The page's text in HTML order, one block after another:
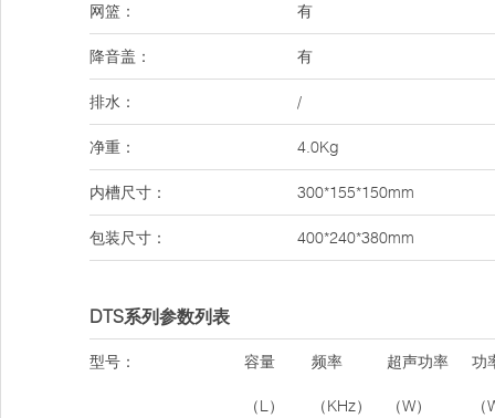
网篮： 有
降音盖： 有
排水： /
净重： 4.0Kg
内槽尺寸： 300*155*150mm
包装尺寸： 400*240*380mm
DTS系列参数列表
型号： 容量
（L）
频率
（KHz）
超声功率
（W）
功